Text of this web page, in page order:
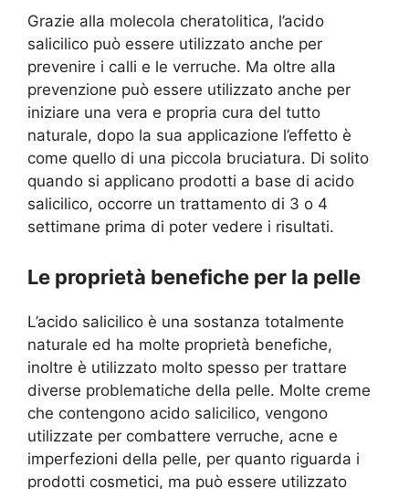
Grazie alla molecola cheratolitica, l’acido
salicilico può essere utilizzato anche per
prevenire i calli e le verruche. Ma oltre alla
prevenzione può essere utilizzato anche per
iniziare una vera e propria cura del tutto
naturale, dopo la sua applicazione l’effetto è
come quello di una piccola bruciatura. Di solito
quando si applicano prodotti a base di acido
salicilico, occorre un trattamento di 3 o 4
settimane prima di poter vedere i risultati.
Le proprietà benefiche per la pelle
L’acido salicilico è una sostanza totalmente
naturale ed ha molte proprietà benefiche,
inoltre è utilizzato molto spesso per trattare
diverse problematiche della pelle. Molte creme
che contengono acido salicilico, vengono
utilizzate per combattere verruche, acne e
imperfezioni della pelle, per quanto riguarda i
prodotti cosmetici, ma può essere utilizzato